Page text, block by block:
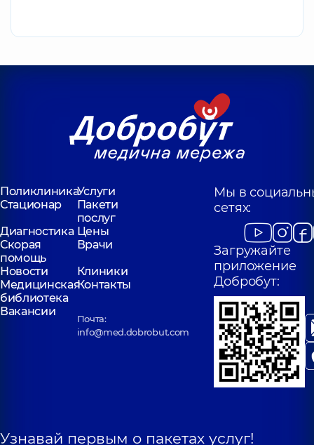
ПоликлиникаУслуги
Стационар
Пакети
послуг
Диагностика Цены
Скорая
помощь
Врачи
Новости
Клиники
Медицинская
библиотека
Контакты
Вакансии
Почта:
info@med.dobrobut.com
Мы в
сетях:
Загружайте
приложение
Добробут:
Узнавай первым о пакетах услуг!